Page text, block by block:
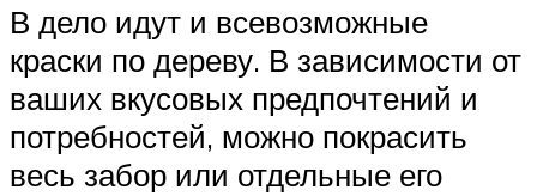
В дело идут и всевозможные
краски по дереву. В зависимости от
ваших вкусовых предпочтений и
потребностей, можно покрасить
весь забор или отдельные его